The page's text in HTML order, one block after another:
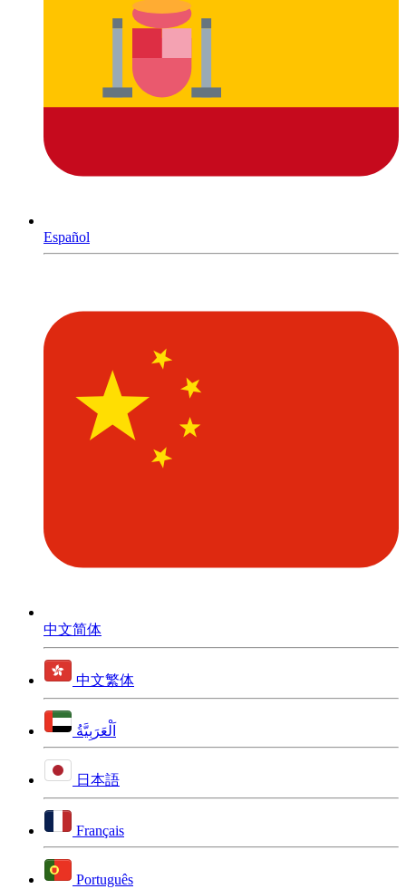
Español
中文简体
中文繁体
اَلْعَرَبِيَّةُ
日本語
Français
Português